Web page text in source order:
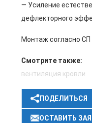
— Усиление
дефлекторного
Монтаж согласно СП
Смотрите также:
вентиляция кровли
ПОДЕЛИТЬСЯ
ОСТАВИТЬ